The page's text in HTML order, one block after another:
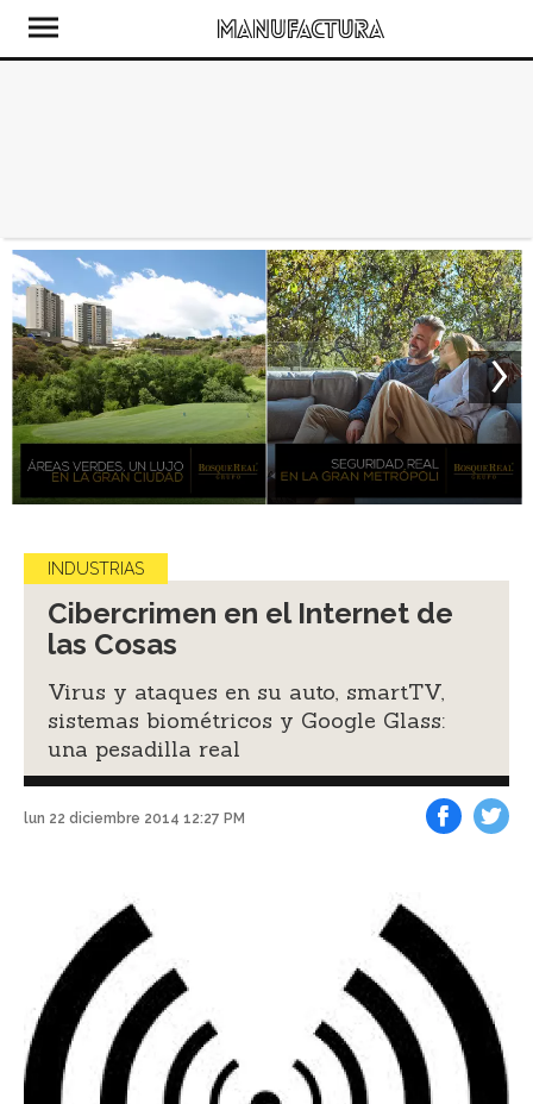
INDUSTRIAS
Cibercrimen en el Internet de
las Cosas
Virus y ataques en su auto, smartTV,
sistemas biométricos y Google Glass:
una pesadilla real
lun 22 diciembre 2014 12:27 PM